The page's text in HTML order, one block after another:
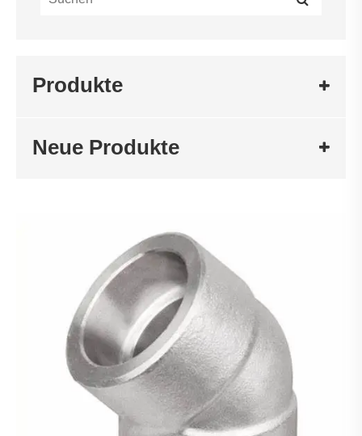
Produkte
Neue Produkte